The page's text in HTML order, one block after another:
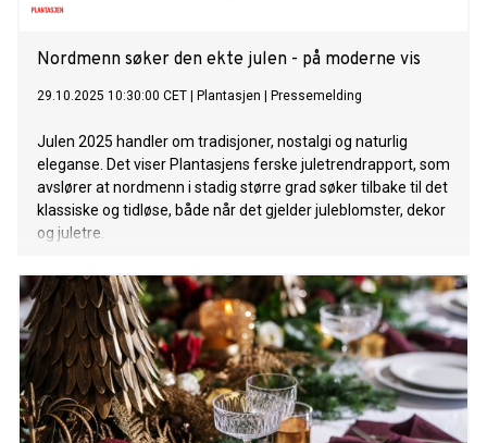
Nordmenn søker den ekte julen - på moderne vis
29.10.2025 10:30:00 CET Plantasjen Pressemelding
Julen 2025 handler om tradisjoner, nostalgi og naturlig
eleganse. Det viser Plantasjens ferske juletrendrapport, som
avslører at nordmenn i stadig større grad søker tilbake til det
klassiske og tidløse, både når det gjelder juleblomster, dekor
og juletre.